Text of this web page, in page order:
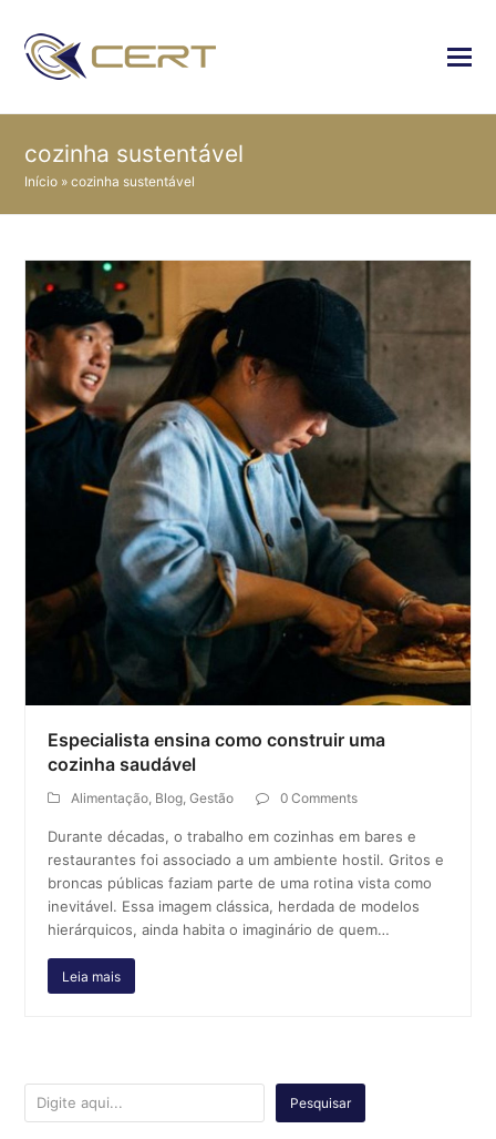
cozinha sustentável
Início »cozinha sustentável
Especialista ensina como construir uma
cozinha saudável
Alimentação, Blog,Gestão 0 Comments
Durante décadas, o trabalho em cozinhas em bares e
restaurantes foi associado a um ambiente hostil. Gritos e
broncas públicas faziam parte de uma rotina vista como
inevitável. Essa imagem clássica, herdada de modelos
hierárquicos, ainda habita o imaginário de quem…
Leia mais
Pesquisar